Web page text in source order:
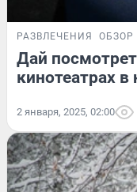
РАЗВЛЕЧЕНИЯ ОБЗОР
Дай
кинотеатрах
2 января, 2025, 02:00